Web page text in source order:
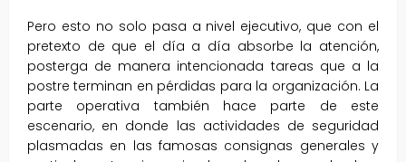
Pero esto no solo pasa a nivel ejecutivo, que con el
pretexto de que el día a día absorbe la atención,
posterga de manera intencionada tareas que a la
postre terminan en pérdidas para la organización. La
parte operativa también hace parte de este
escenario, en donde las actividades de seguridad
plasmadas en las famosas consignas generales y